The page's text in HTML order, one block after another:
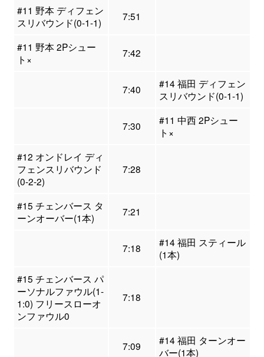
#11 野本 ディフェン
スリバウンド(0-1-1)
7:51
#11 野本 2Pシュー
ト×
7:42
7:40
#14 福田 ディフェン
スリバウンド(0-1-1)
7:30
#11 中西 2Pシュー
ト×
#12 オンドレイ ディ
フェンスリバウンド
(0-2-2)
7:28
#15 チェンバース タ
ーンオーバー(1本)
7:21
7:18
#14 福田 スティール
(1本)
#15 チェンバース パ
ーソナルファウル(1-
1:0) フリースローオ
ンファウル0
7:18
7:09
#14 福田 ターンオー
バー(1本)